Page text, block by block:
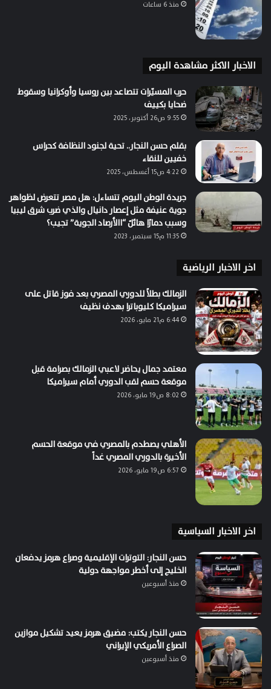
منذ 6 ساعات
الاخبار الاكثر مشاهدة اليوم
حرب المسيّرات تتصاعد بين روسيا وأوكرانيا وسقوط
ضحايا بكييف
9:55 ص26 أكتوبر، 2025
بقلم حسن النجار.. تحية لجنود النظافة كحراس
خفيين للنقاء
4:22 ص15 أغسطس، 2025
جريدة الوطن اليوم تتساءل: هل مصر تتعرض لظواهر
جوية عنيفة مثل إعصار دانيال والذي ضرب شرق ليبيا
وسبب دمارًا هائلً “االأرصاد الجوية” تجيب؟
11:35 م15 سبتمبر، 2023
اخر الاخبار الرياضية
الزمالك بطلاً للدوري المصري بعد فوز قاتل على
سيراميكا كليوباترا بهدف نظيف
6:44 م21 مايو، 2026
معتمد جمال يحاضر لاعبي الزمالك بصرامة قبل
موقعة حسم لقب الدوري أمام سيراميكا
8:02 ص19 مايو، 2026
الأهلي يصطدم بالمصري في موقعة الحسم
الأخيرة بالدوري المصري غداً
6:57 ص19 مايو، 2026
اخر الاخبار السياسية
حسن النجار: التوترات الإقليمية وصراع هرمز يدفعان
الخليج إلى أخطر مواجهة دولية
منذ أسبوعين
حسن النجار يكتب: مضيق هرمز يعيد تشكيل موازين
الصراع الأمريكي الإيراني
منذ أسبوعين